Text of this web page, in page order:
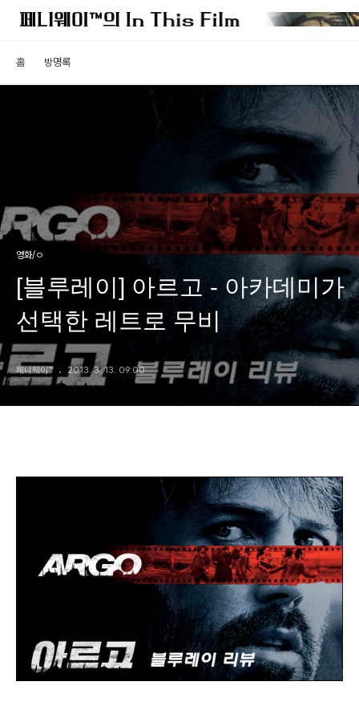
홈 방명록
영화/ㅇ
[블루레이] 아르고 - 아카데미가
선택한 레트로 무비
페니웨이™ 2013. 3. 13. 09:00